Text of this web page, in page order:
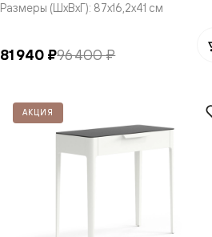
Размеры (ШxВxГ): 87x16,2x41 см
81 940 ₽96 400 ₽
АКЦИЯ